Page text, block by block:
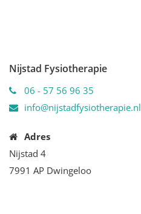
Nijstad Fysiotherapie
06 - 57 56 96 35
info@nijstadfysiotherapie.nl
Adres
Nijstad 4
7991 AP Dwingeloo